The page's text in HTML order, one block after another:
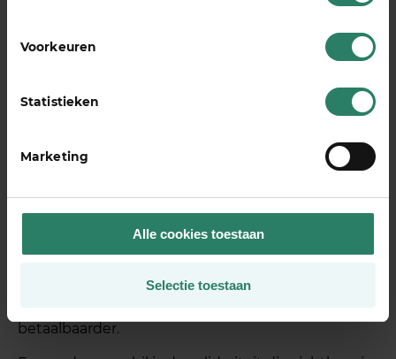
Voorkeuren
Statistieken
Marketing
Alle cookies toestaan
Selectie toestaan
arbeidsongeschikt raakt. Bij een crowdsurance-
model doneren deelnemers maandelijks aan
elkaar, zodat het geld direct terechtkomt bij
degene die het nodig heeft, zonder tussenkomst
Het grote verschil zit in de structuur en de kosten.
premie naar bedrijfskosten, winst en reserves van
de verzekeraar. Bij crowdsurance wordt elke euro
direct ingezet voor de mensen in de
gemeenschap die tijdelijk niet kunnen werken.
betaalbaarder.